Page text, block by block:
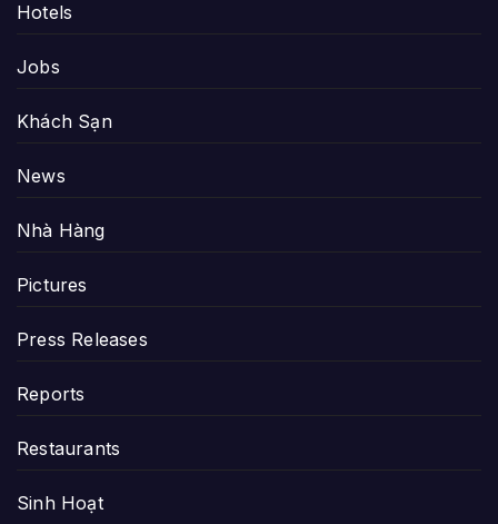
Hotels
Jobs
Khách Sạn
News
Nhà Hàng
Pictures
Press Releases
Reports
Restaurants
Sinh Hoạt